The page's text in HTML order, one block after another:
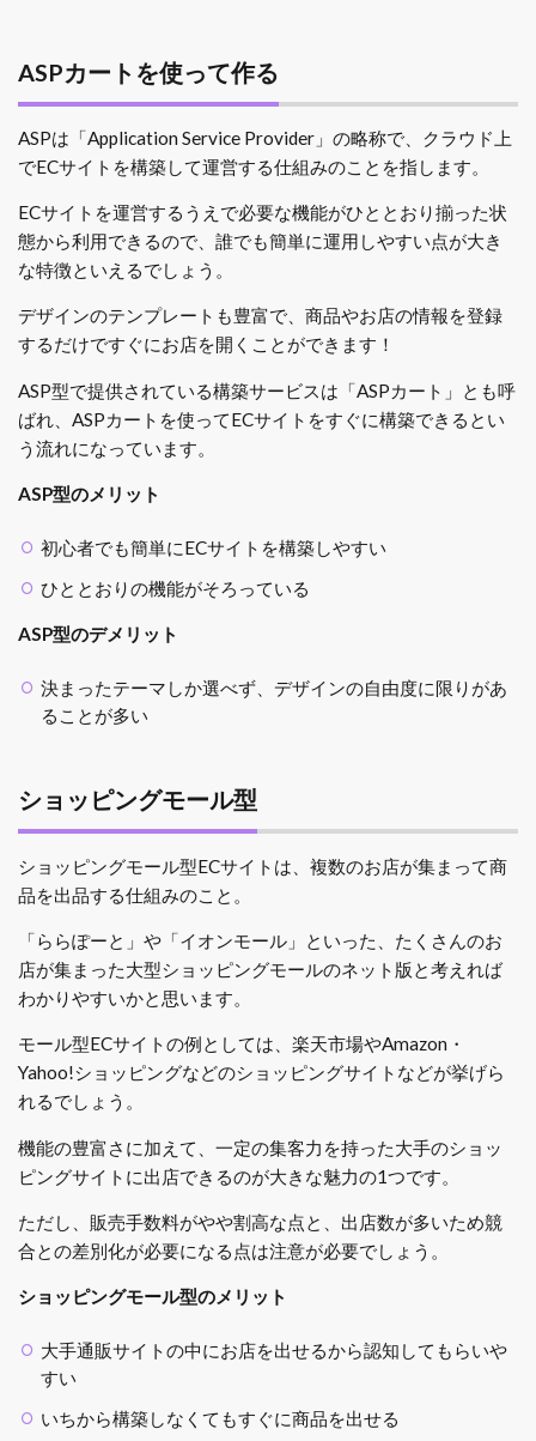
ASPカートを使って作る
ASPは「Application Service Provider」の略称で、クラウド上
でECサイトを構築して運営する仕組みのことを指します。
ECサイトを運営するうえで必要な機能がひととおり揃った状
態から利用できるので、誰でも簡単に運用しやすい点が大き
な特徴といえるでしょう。
デザインのテンプレートも豊富で、商品やお店の情報を登録
するだけですぐにお店を開くことができます！
ASP型で提供されている構築サービスは「ASPカート」とも呼
ばれ、ASPカートを使ってECサイトをすぐに構築できるとい
う流れになっています。
ASP型のメリット
初心者でも簡単にECサイトを構築しやすい
ひととおりの機能がそろっている
ASP型のデメリット
決まったテーマしか選べず、デザインの自由度に限りがあ
ることが多い
ショッピングモール型
ショッピングモール型ECサイトは、複数のお店が集まって商
品を出品する仕組みのこと。
「ららぽーと」や「イオンモール」といった、たくさんのお
店が集まった大型ショッピングモールのネット版と考えれば
わかりやすいかと思います。
モール型ECサイトの例としては、楽天市場やAmazon・
Yahoo!ショッピングなどのショッピングサイトなどが挙げら
れるでしょう。
機能の豊富さに加えて、一定の集客力を持った大手のショッ
ピングサイトに出店できるのが大きな魅力の1つです。
ただし、販売手数料がやや割高な点と、出店数が多いため競
合との差別化が必要になる点は注意が必要でしょう。
ショッピングモール型のメリット
大手通販サイトの中にお店を出せるから認知してもらいや
すい
いちから構築しなくてもすぐに商品を出せる